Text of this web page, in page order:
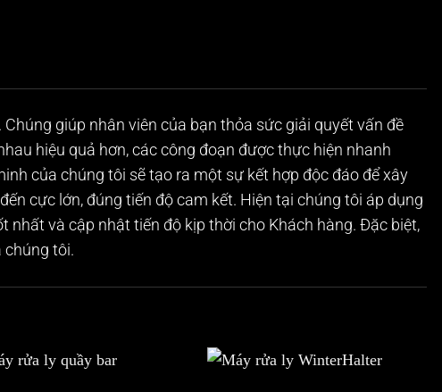
giúp nhân viên của bạn thỏa sức giải quyết vấn đề
hiệu quả hơn, các công đoạn được thực hiện nhanh
của chúng tôi sẽ tạo ra một sự kết hợp độc đáo để xây
cực lớn, đúng tiến độ cam kết. Hiện tại chúng tôi áp dụng
và cập nhật tiến độ kịp thời cho Khách hàng. Đặc biệt,
chúng tôi.